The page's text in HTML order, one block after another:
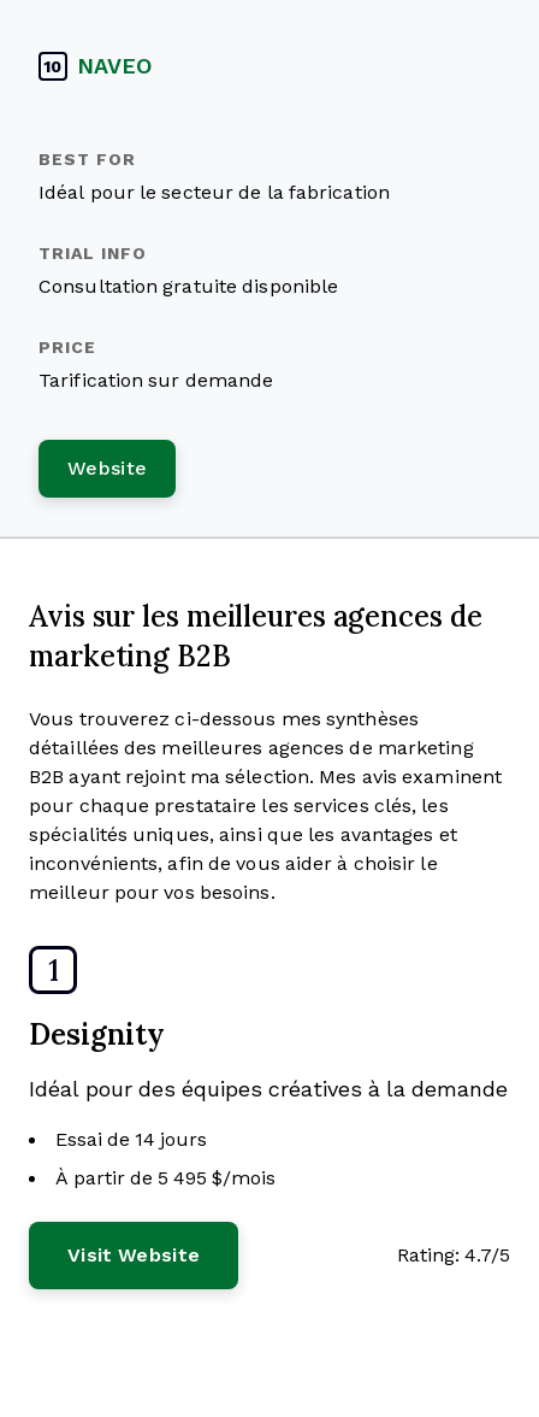
10 NAVEO
Idéal pour le secteur de la fabrication
Consultation gratuite disponible
Tarification sur demande
Website
Avis sur les meilleures agences de
marketing B2B
Vous trouverez ci-dessous mes synthèses
détaillées des meilleures agences de marketing
B2B ayant rejoint ma sélection. Mes avis examinent
pour chaque prestataire les services clés, les
spécialités uniques, ainsi que les avantages et
inconvénients, afin de vous aider à choisir le
meilleur pour vos besoins.
1
Designity
Idéal pour des équipes créatives à la demande
Essai de 14 jours
À partir de 5 495 $/mois
Visit Website Rating: 4.7/5